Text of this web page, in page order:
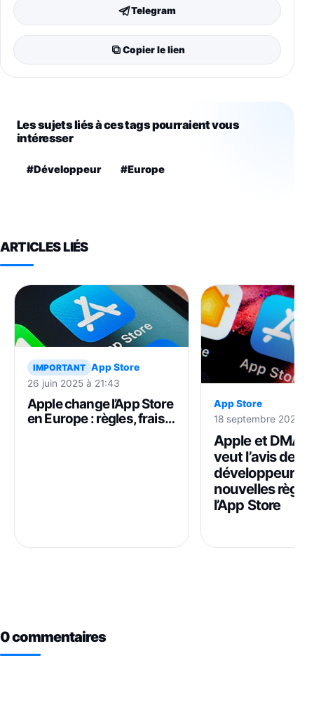
Telegram
Copier le lien
Les sujets liés à ces tags pourraient vous
intéresser
#Développeur #Europe
ARTICLES LIÉS
IMPORTANT App Store
26 juin 2025 à 21:43
Apple change l’App Store
en Europe : règles, frais
App Store
18 septembre 2025 à
Apple et DMA :
veut l’avis des
développeurs
nouvelles
l’App Store
0 commentaires